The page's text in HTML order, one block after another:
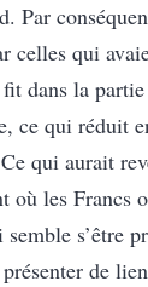
Par
celles qui
dans la
ce qui réduit
qui aurait
où les Francs
s’être
de